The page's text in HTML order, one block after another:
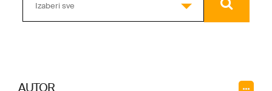
Izaberi sve
AUTOR